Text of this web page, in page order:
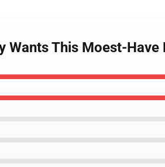
Wants This Moest-